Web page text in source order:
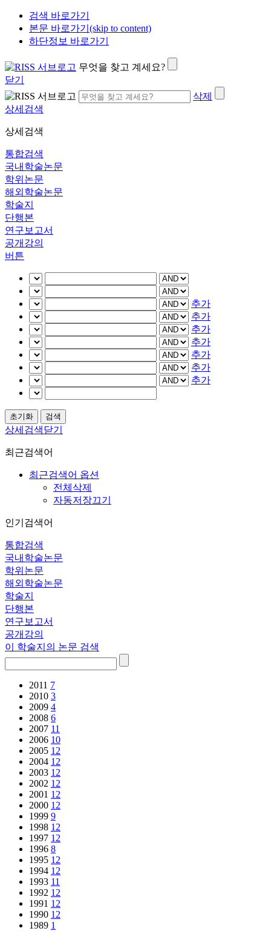
검색 바로가기
본문 바로가기(skip to content)
하단정보 바로가기
무엇을 찾고 계세요?
닫기
삭제
상세검색
상세검색
통합검색
국내학술논문
학위논문
해외학술논문
학술지
단행본
연구보고서
공개강의
버튼
추가
추가
추가
추가
추가
추가
추가
상세검색닫기
최근검색어
최근검색어 옵션
전체삭제
자동저장끄기
인기검색어
통합검색
국내학술논문
학위논문
해외학술논문
학술지
단행본
연구보고서
공개강의
이 학술지의 논문 검색
2011 7
2010 3
2009 4
2008 6
2007 11
2006 10
2005 12
2004 12
2003 12
2002 12
2001 12
2000 12
1999 9
1998 12
1997 12
1996 8
1995 12
1994 12
1993 11
1992 12
1991 12
1990 12
1989 1